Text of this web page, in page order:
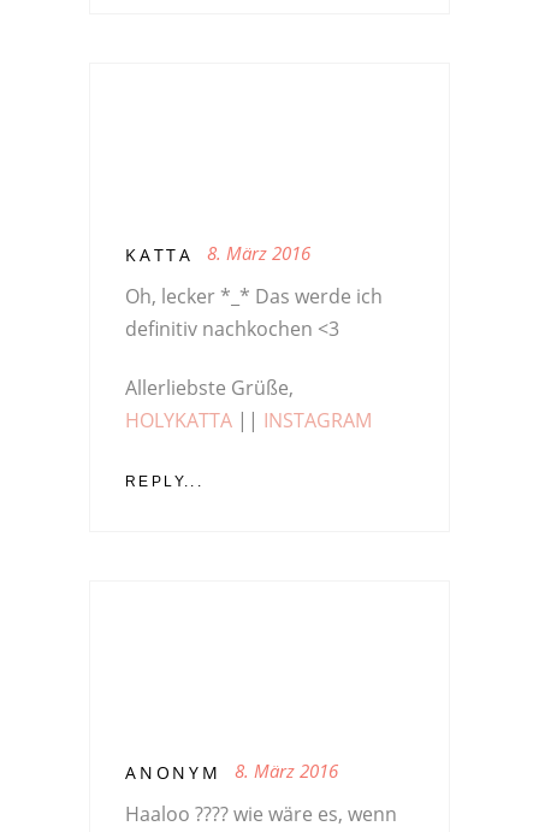
KATTA 8. März 2016
Oh, lecker *_* Das werde ich
definitiv nachkochen <3
Allerliebste Grüße,
HOLYKATTA || INSTAGRAM
REPLY...
ANONYM 8. März 2016
Haaloo ???? wie wäre es, wenn